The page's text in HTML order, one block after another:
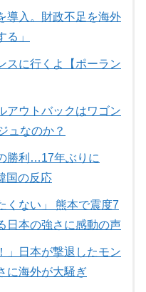
導入。財政不足を海外
」
スに行くよ【ポーラン
アウトバックはワゴン
ュなのか？
勝利…17年ぶりに
国の反応
くない」 熊本で震度7
日本の強さに感動の声
」日本が撃退したモン
に海外が大騒ぎ